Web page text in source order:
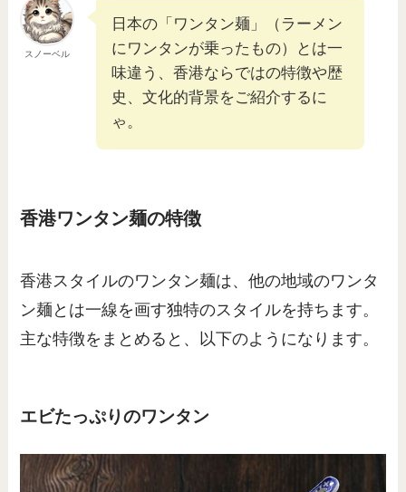
スノーベル
日本の「ワンタン麺」（ラーメン
にワンタンが乗ったもの）とは一
味違う、香港ならではの特徴や歴
史、文化的背景をご紹介するに
ゃ。
香港ワンタン麺の特徴
香港スタイルのワンタン麺は、他の地域のワンタ
ン麺とは一線を画す独特のスタイルを持ちます。
主な特徴をまとめると、以下のようになります。
エビたっぷりのワンタン